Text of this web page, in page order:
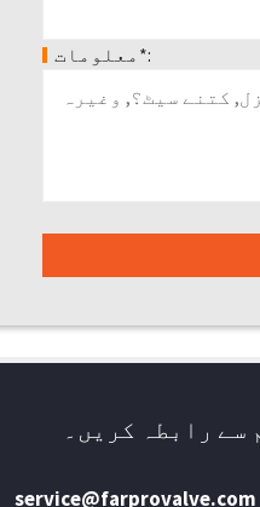
معلومات*:
سے رابطہ کریں۔
service@farprovalve.com